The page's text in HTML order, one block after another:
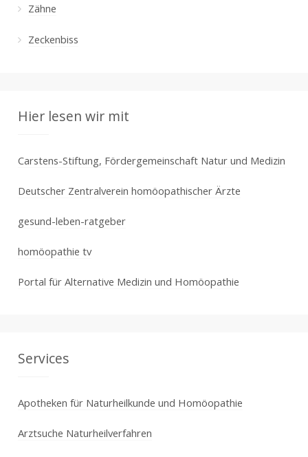
Zähne
Zeckenbiss
Hier lesen wir mit
Carstens-Stiftung, Fördergemeinschaft Natur und Medizin
Deutscher Zentralverein homöopathischer Ärzte
gesund-leben-ratgeber
homöopathie tv
Portal für Alternative Medizin und Homöopathie
Services
Apotheken für Naturheilkunde und Homöopathie
Arztsuche Naturheilverfahren